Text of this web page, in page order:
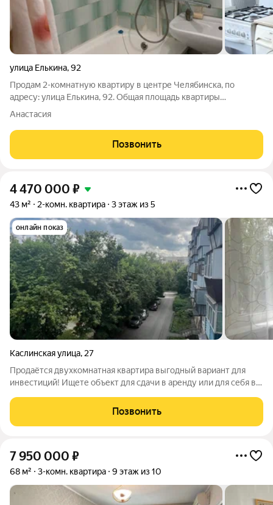
улица Елькина,92
Продам 2-комнатную квартиру в центре Челябинска, по
адресу: улица Елькина, 92. Общая площадь квартиры
составляет 45 кв. м, из которых 36 кв. м жилая площадь, а
этажного дома. В квартире сделан
Анастасия
Позвонить
4 470 000 ₽
43 м² 2-комн. квартира 3 этаж из 5
онлайн показ
Каслинская улица, 27
Продаётся двухкомнатная квартира выгодный вариант для
инвестиций! Ищете объект для сдачи в аренду или для себя в
квартиру в тихом районе с развитой инфраструктурой.
Позвонить
7 950 000 ₽
68 м² 3-комн. квартира 9 этаж из 10